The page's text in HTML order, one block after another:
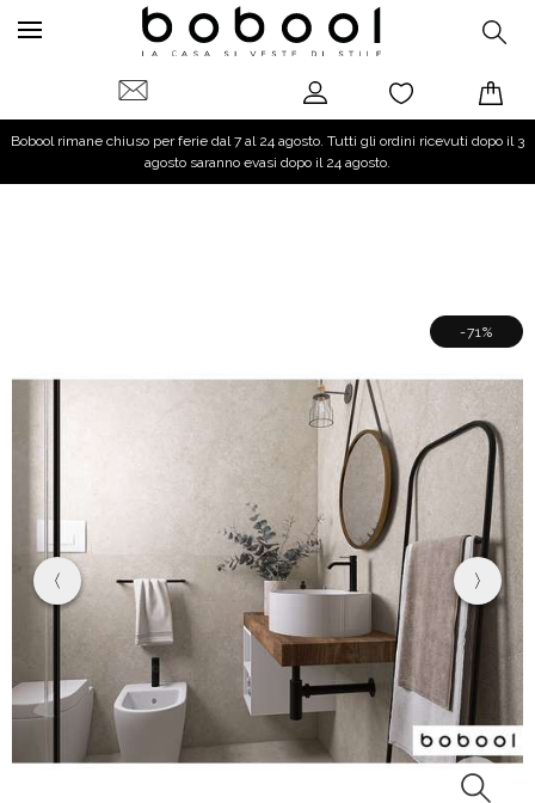
Bobool rimane chiuso per ferie dal 7 al 24 agosto. Tutti gli ordini ricevuti dopo il 3
agosto saranno evasi dopo il 24 agosto.
-71%